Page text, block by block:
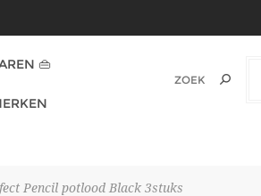
👜
Pencil potlood Black 3stuks